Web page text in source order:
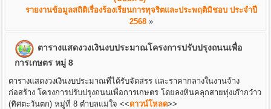
รายงานข้อมูลสถิติเรื่องร้องเรียนการทุจริตและประพฤติมิชอบ ประจำปี
2568 »
ตารางแสดงวงเงินงบประมาณโครงการปรับปรุงถนนเพื่อ
การเกษตร หมู่ 8
ตารางแสดงวงเงินงบประมาณที่ได้รับจัดสรร และราคากลางในงานจ้าง
ก่อสร้าง โครงการปรับปรุงถนนเพื่อการเกษตร โดยลงหินคลุกสายทุ่งเก๊ากว๋าว
(ทิศตะวันตก) หมู่ที่ 8 ตำบลแม่ใจ<<ดาวน์โหลด>>